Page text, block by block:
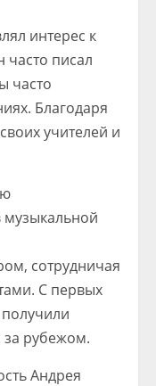
интерес к
часто писал
часто
Благодаря
учителей и
музыкальной
сотрудничая
С первых
за рубежом.
Андрея